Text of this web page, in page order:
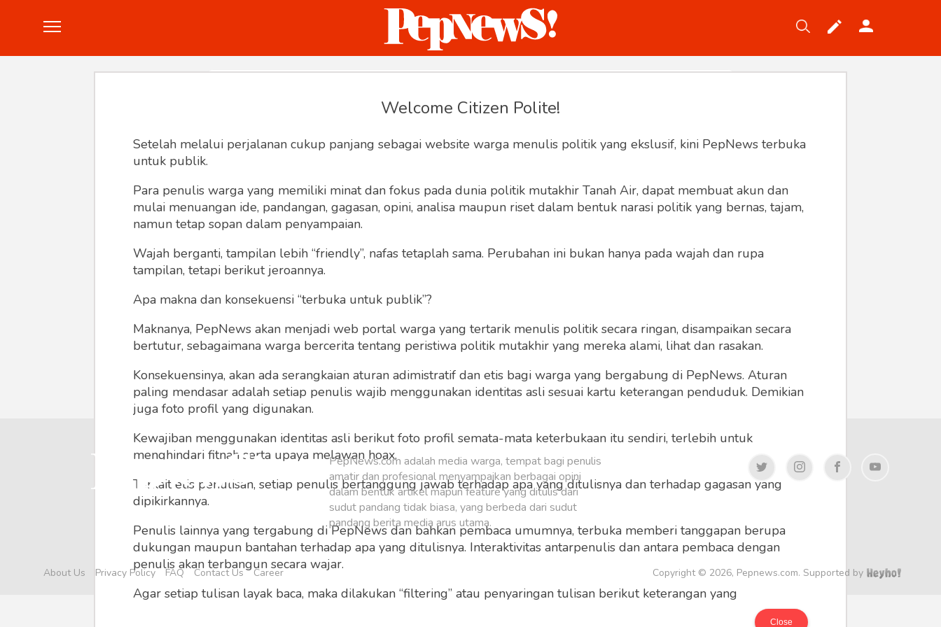
Ingat saya Lupa Sandi
Buat Akun Baru
Welcome Citizen Polite!
Setelah melalui perjalanan cukup panjang sebagai website warga menulis politik yang ekslusif, kini PepNews terbuka
untuk publik.
Para penulis warga yang memiliki minat dan fokus pada dunia politik mutakhir Tanah Air, dapat membuat akun dan
mulai menuangan ide, pandangan, gagasan, opini, analisa maupun riset dalam bentuk narasi politik yang bernas, tajam,
namun tetap sopan dalam penyampaian.
Wajah berganti, tampilan lebih “friendly”, nafas tetaplah sama. Perubahan ini bukan hanya pada wajah dan rupa
tampilan, tetapi berikut jeroannya.
Apa makna dan konsekuensi “terbuka untuk publik”?
Maknanya, PepNews akan menjadi web portal warga yang tertarik menulis politik secara ringan, disampaikan secara
bertutur, sebagaimana warga bercerita tentang peristiwa politik mutakhir yang mereka alami, lihat dan rasakan.
Konsekuensinya, akan ada serangkaian aturan adimistratif dan etis bagi warga yang bergabung di PepNews. Aturan
paling mendasar adalah setiap penulis wajib menggunakan identitas asli sesuai kartu keterangan penduduk. Demikian
juga foto profil yang digunakan.
Kewajiban menggunakan identitas asli berikut foto profil semata-mata keterbukaan itu sendiri, terlebih untuk
menghindari fitnah serta upaya melawan hoax.
Terkait etis penulisan, setiap penulis bertanggung jawab terhadap apa yang ditulisnya dan terhadap gagasan yang
dipikirkannya.
Penulis lainnya yang tergabung di PepNews dan bahkan pembaca umumnya, terbuka memberi tanggapan berupa
dukungan maupun bantahan terhadap apa yang ditulisnya. Interaktivitas antarpenulis dan antara pembaca dengan
penulis akan terbangun secara wajar.
Agar setiap tulisan layak baca, maka dilakukan “filtering” atau penyaringan tulisan berikut keterangan yang
Close
PepNews.com adalah media warga, tempat bagi penulis
amatir dan profesional menyampaikan berbagai opini
dalam bentuk artikel mapun feature yang ditulis dari
sudut pandang tidak biasa, yang berbeda dari sudut
pandang berita media arus utama.
About Us Privacy Policy FAQ Contact Us Career Copyright © 2026, Pepnews.com. Supported by